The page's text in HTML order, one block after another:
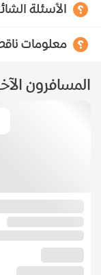
الأسئلة
معلومات
المسافرون